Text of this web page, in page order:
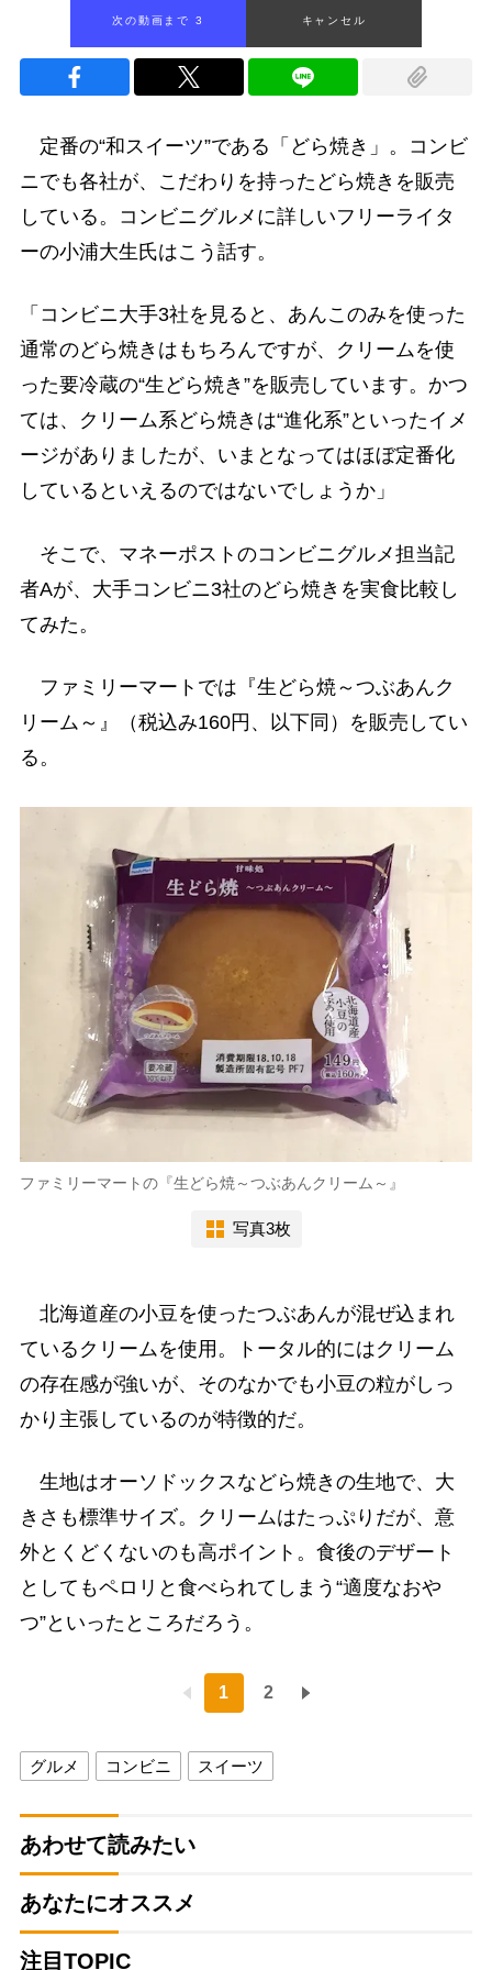
次の動画まで 2 キャンセル
定番の“和スイーツ”である「どら焼き」。コンビ
ニでも各社が、こだわりを持ったどら焼きを販売
している。コンビニグルメに詳しいフリーライタ
ーの小浦大生氏はこう話す。
「コンビニ大手3社を見ると、あんこのみを使った
通常のどら焼きはもちろんですが、クリームを使
った要冷蔵の“生どら焼き”を販売しています。かつ
ては、クリーム系どら焼きは“進化系”といったイメ
ージがありましたが、いまとなってはほぼ定番化
しているといえるのではないでしょうか」
そこで、マネーポストのコンビニグルメ担当記
者Aが、大手コンビニ3社のどら焼きを実食比較し
てみた。
ファミリーマートでは『生どら焼～つぶあんク
リーム～』（税込み160円、以下同）を販売してい
る。
ファミリーマートの『生どら焼～つぶあんクリーム～』
写真3枚
北海道産の小豆を使ったつぶあんが混ぜ込まれ
ているクリームを使用。トータル的にはクリーム
の存在感が強いが、そのなかでも小豆の粒がしっ
かり主張しているのが特徴的だ。
生地はオーソドックスなどら焼きの生地で、大
きさも標準サイズ。クリームはたっぷりだが、意
外とくどくないのも高ポイント。食後のデザート
としてもペロリと食べられてしまう“適度なおや
つ”といったところだろう。
1 2
グルメ コンビニ スイーツ
あわせて読みたい
あなたにオススメ
注目TOPIC